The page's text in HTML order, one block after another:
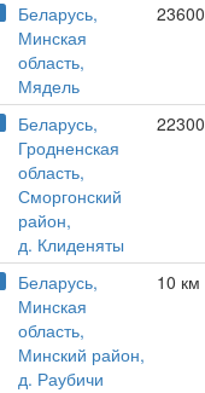
Беларусь,
Минская
область,
Мядель
Беларусь,
Гродненская
область,
Сморгонский
район,
д. Клиденяты
Беларусь,
Минская
область,
Минский район,
д. Раубичи
10 км